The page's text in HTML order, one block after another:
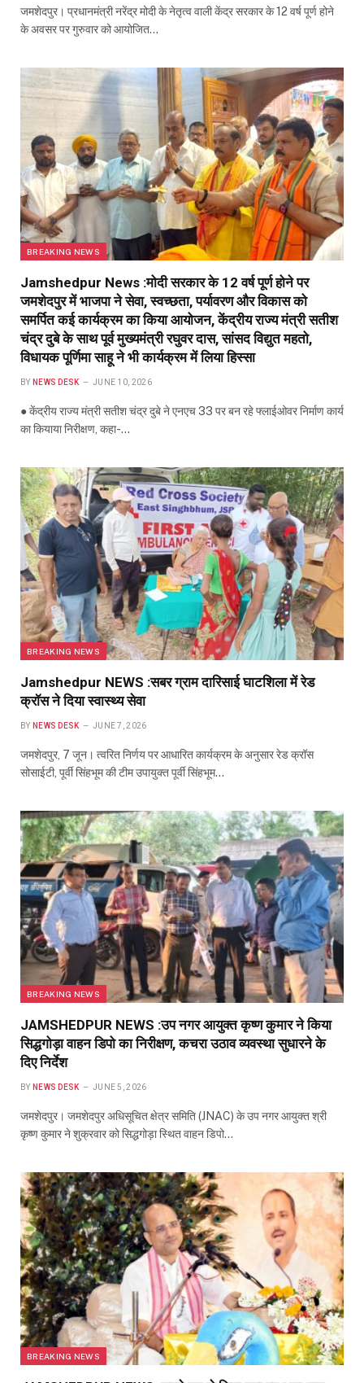
जमशेदपुर। प्रधानमंत्री नरेंद्र मोदी के नेतृत्व वाली केंद्र सरकार के 12 वर्ष पूर्ण होने
के अवसर पर गुरुवार को आयोजित…
BREAKING NEWS
Jamshedpur News :मोदी सरकार के 12 वर्ष पूर्ण होने पर
जमशेदपुर में भाजपा ने सेवा, स्वच्छता, पर्यावरण और विकास को
समर्पित कई कार्यक्रम का किया आयोजन, केंद्रीय राज्य मंत्री सतीश
चंद्र दुबे के साथ पूर्व मुख्यमंत्री रघुवर दास, सांसद विद्युत महतो,
विधायक पूर्णिमा साहू ने भी कार्यक्रम में लिया हिस्सा
BY NEWS DESK JUNE 10, 2026
● केंद्रीय राज्य मंत्री सतीश चंद्र दुबे ने एनएच 33 पर बन रहे फ्लाईओवर निर्माण कार्य
का कियाया निरीक्षण, कहा-…
BREAKING NEWS
Jamshedpur NEWS :सबर ग्राम दारिसाई घाटशिला में रेड
क्रॉस ने दिया स्वास्थ्य सेवा
BY NEWS DESK JUNE 7, 2026
जमशेदपुर, 7 जून। त्वरित निर्णय पर आधारित कार्यक्रम के अनुसार रेड क्रॉस
सोसाईटी, पूर्वी सिंहभूम की टीम उपायुक्त पूर्वी सिंहभूम…
BREAKING NEWS
JAMSHEDPUR NEWS :उप नगर आयुक्त कृष्ण कुमार ने किया
सिद्धगोड़ा वाहन डिपो का निरीक्षण, कचरा उठाव व्यवस्था सुधारने के
दिए निर्देश
BY NEWS DESK JUNE 5, 2026
जमशेदपुर। जमशेदपुर अधिसूचित क्षेत्र समिति (JNAC) के उप नगर आयुक्त श्री
कृष्ण कुमार ने शुक्रवार को सिद्धगोड़ा स्थित वाहन डिपो…
BREAKING NEWS